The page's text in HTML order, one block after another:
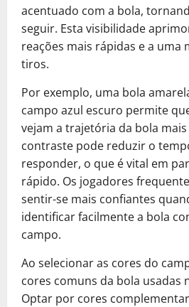
acentuado com a bola,
seguir. Esta visibilidade
reações mais rápidas e a uma
tiros.
Por exemplo, uma bola
campo azul escuro permite
vejam a trajetória da bola
contraste pode reduzir o
responder, o que é vital em
rápido. Os jogadores
sentir-se mais confiantes
identificar facilmente a bola
campo.
Ao selecionar as cores do
cores comuns da bola usadas
Optar por cores